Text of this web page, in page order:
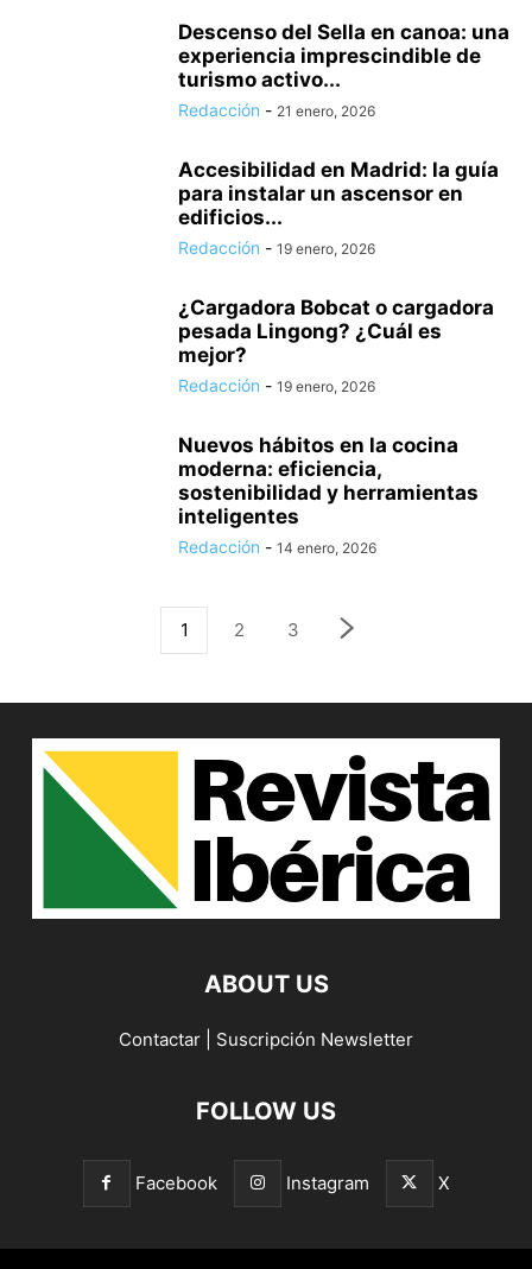
Descenso del Sella en canoa: una
experiencia imprescindible de
turismo activo...
Redacción - 21 enero, 2026
Accesibilidad en Madrid: la guía
para instalar un ascensor en
edificios...
Redacción - 19 enero, 2026
¿Cargadora Bobcat o cargadora
pesada Lingong? ¿Cuál es
mejor?
Redacción - 19 enero, 2026
Nuevos hábitos en la cocina
moderna: eficiencia,
sostenibilidad y herramientas
inteligentes
Redacción - 14 enero, 2026
1 2 3
ABOUT US
Contactar Suscripción Newsletter
FOLLOW US
Facebook Instagram X